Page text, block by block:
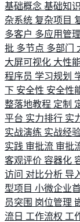
基础概念 基础知识
杂系统 复杂项目
多客户 多应用管理
批 多节点 多部门
大屏可视化 大性
程序员 学习规划
下 安全性 安全性
整落地教程 定制
平台 实力排行 实
实战演练 实战经
实践 审批流 审批
客观评价 容器化
访问 对比分析 导
型项目 小微企业
员突围 岗位管理
流日 工作流权 工